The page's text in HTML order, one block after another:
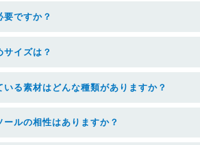
ですか？
イズは？
る素材はどんな種類がありますか？
ルの相性はありますか？